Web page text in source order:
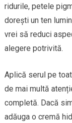
ridurile, petele
dorești un ten
vrei să reduci
alegere potrivită.
Aplică serul pe
de mai multă
completă. Dacă
adăuga o cremă